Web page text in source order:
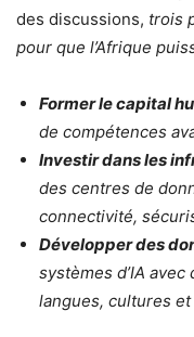
des discussions, trois
pour que l’Afrique
Former le capital
de compétences
Investir dans les
des centres de
connectivité,
Développer des
systèmes d’IA
langues, cultures